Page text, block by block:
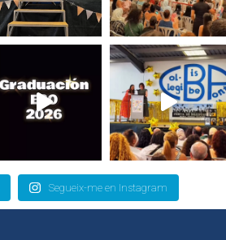
Segueix-me en Instagram